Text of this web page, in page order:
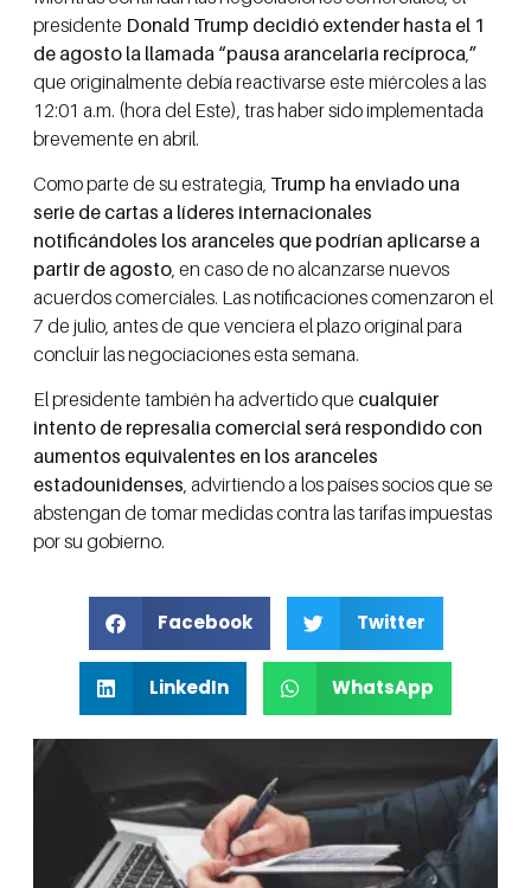
presidente Donald Trump decidió extender hasta el 1
de agosto la llamada “pausa arancelaria recíproca ”
que originalmente debía reactivarse este miércoles a las
12:01 a.m. (hora del Este), tras haber sido implementada
brevemente en abril.
Como parte de su estrategia, Trump ha enviado una
serie de cartas a líderes internacionales
notificándoles los aranceles que podrían aplicarse a
partir de agosto , en caso de no alcanzarse nuevos
acuerdos comerciales. Las notificaciones comenzaron el
7 de julio, antes de que venciera el plazo original para
concluir las negociaciones esta semana.
El presidente también ha advertido que cualquier
intento de represalia comercial será respondido con
aumentos equivalentes en los aranceles
estadounidenses, advirtiendo a los países socios que se
abstengan de tomar medidas contra las tarifas impuestas
por su gobierno.
Facebook Twitter
LinkedIn WhatsApp